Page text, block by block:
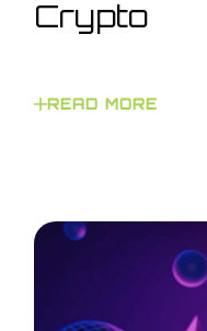
Crypto
READ MORE